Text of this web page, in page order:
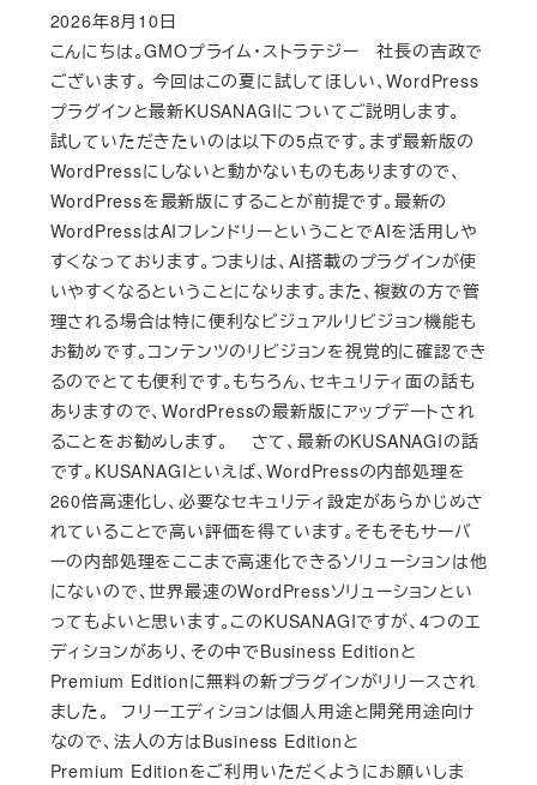
こんにちは。GMOプライム・ストラテジー 社長の吉政で
ございます。 今回はこの夏に試してほしい、WordPress
プラグインと最新KUSANAGIについてご説明します。
試していただきたいのは以下の5点です。まず最新版の
WordPressにしないと動かないものもありますので、
WordPressを最新版にすることが前提です。最新の
WordPressはAIフレンドリーということでAIを活用しや
すくなっております。つまりは、AI搭載のプラグインが使
いやすくなるということになります。また、複数の方で管
理される場合は特に便利なビジュアルリビジョン機能も
お勧めです。コンテンツのリビジョンを視覚的に確認でき
るのでとても便利です。もちろん、セキュリティ面の話も
ありますので、WordPressの最新版にアップデートされ
ることをお勧めします。 さて、最新のKUSANAGIの話
です。KUSANAGIといえば、WordPressの内部処理を
260倍高速化し、必要なセキュリティ設定があらかじめさ
れていることで高い評価を得ています。そもそもサーバ
ーの内部処理をここまで高速化できるソリューションは他
にないので、世界最速のWordPressソリューションとい
ってもよいと思います。このKUSANAGIですが、4つのエ
ディションがあり、その中でBusiness Editionと
Premium Editionに無料の新プラグインがリリースされ
ました。 フリーエディションは個人用途と開発用途向け
なので、法人の方はBusiness Editionと
Premium Editionをご利用いただくようにお願いしま
Published
2026年8月10日